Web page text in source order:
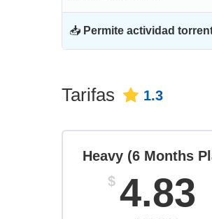
📥 Permite actividad
Tarifas 1.3
Heavy (6 Months
$ 4.83